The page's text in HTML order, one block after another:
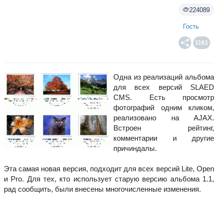
224089
Гость
1161
Одна из реализаций альбома
для всех версий SLAED
CMS. Есть просмотр
фотографий одним кликом,
реализовано на AJAX.
Встроен рейтинг,
комментарии и другие
причиндалы.
Эта самая новая версия, подходит для всех версий Lite, Open
и Pro. Для тех, кто использует старую версию альбома 1.1,
рад сообщить, были внесены многочисленные изменения.